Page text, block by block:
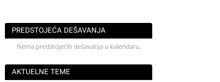
PREDSTOJEĆA DEŠAVANJA
Nema predstojećih dešavanja u kalendaru.
AKTUELNE TEME